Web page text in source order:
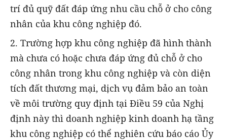
trí đủ quỹ đất đáp ứng nhu cầu chỗ ở cho công
nhân của khu công nghiệp đó.
2. Trường hợp khu công nghiệp đã hình thành
mà chưa có hoặc chưa đáp ứng đủ chỗ ở cho
công nhân trong khu công nghiệp và còn diện
tích đất thương mại, dịch vụ đảm bảo an toàn
về môi trường quy định tại Điều 59 của Nghị
định này thì doanh nghiệp kinh doanh hạ tầng
khu công nghiệp có thể nghiên cứu báo cáo Ủy